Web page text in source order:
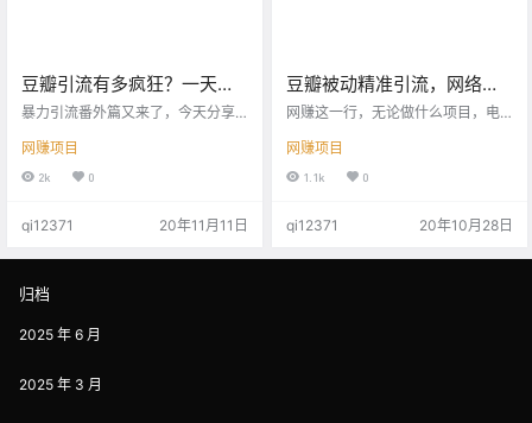
豆瓣引流有多疯狂？一天
1000+，流量多到爆！
暴力引流番外篇又来了，今天分享
立初衷是提供一个给大家互相交流
电影、音乐等内容的平台。但是和
这个平台流量是不容小觑的，我认
选的引流渠道之一。 而且也是能能
用最简单的方式，花最少的时间精
力获取最大的精准流量的渠道之
行详细的分享。为了方便大家阅
网赚项目
2k 0
qi12371 20年11月11日
豆瓣被动精准引流，网络打
工人必备！
网赚这一行，无论做什么项目，电
要流量，流量就像水龙头，要想出
水（变现），你得首先打开水龙头
集的平台，它最开始是以提供电
的，从2005年创立到今天，已经足
网赚项目
1.1k 0
qi12371 20年10月28日
归档
2025 年 6 月
2025 年 3 月